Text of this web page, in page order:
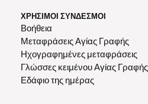
ΧΡΉΣΙΜΟΙ ΣΎΝΔΕΣΜΟΙ
Βοήθεια
Μεταφράσεις Αγίας Γραφής
Ηχογραφημένες μεταφράσεις
Γλώσσες κειμένου Αγίας Γραφής
Εδάφιο της ημέρας